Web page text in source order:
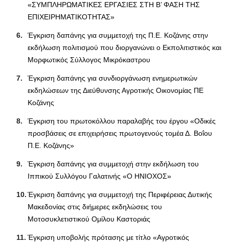
«ΣΥΜΠΛΗΡΩΜΑΤΙΚΕΣ ΕΡΓΑΣΙΕΣ ΣΤΗ Β’ ΦΑΣΗ ΤΗΣ
ΕΠΙΧΕΙΡΗΜΑΤΙΚΟΤΗΤΑΣ»
Έγκριση δαπάνης για συμμετοχή της Π.Ε. Κοζάνης στην
εκδήλωση πολιτισμού που διοργανώνει ο Εκπολιτιστικός και
Μορφωτικός Σύλλογος Μικρόκαστρου
Έγκριση δαπάνης για συνδιοργάνωση ενημερωτικών
εκδηλώσεων της Διεύθυνσης Αγροτικής Οικονομίας ΠΕ
Κοζάνης
Έγκριση του πρωτοκόλλου παραλαβής του έργου «Οδικές
προσβάσεις σε επιχειρήσεις πρωτογενούς τομέα Δ. Βοΐου
Π.Ε. Κοζάνης»
Έγκριση δαπάνης για συμμετοχή στην εκδήλωση του
Ιππικού Συλλόγου Γαλατινής «Ο ΗΝΙΟΧΟΣ»
Έγκριση δαπάνης για συμμετοχή της Περιφέρειας Δυτικής
Μακεδονίας στις διήμερες εκδηλώσεις του
Μοτοσυκλετιστικού Ομίλου Καστοριάς
Έγκριση υποβολής πρότασης με τίτλο «Αγροτικός